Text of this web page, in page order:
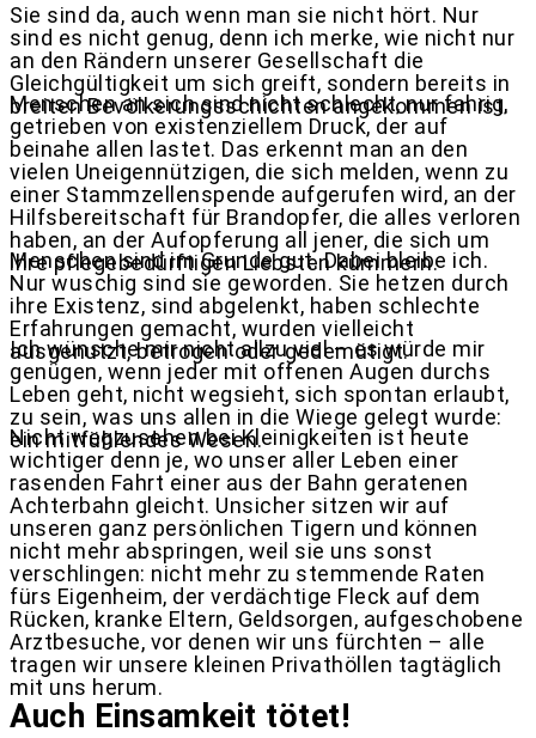
Sie sind da, auch wenn man sie nicht hört. Nur
sind es nicht genug, denn ich merke, wie nicht nur
an den Rändern unserer Gesellschaft die
Gleichgültigkeit um sich greift, sondern bereits in
breiten Bevölkerungsschichten angekommen ist.
Menschen an sich sind nicht schlecht, nur fahrig,
getrieben von existenziellem Druck, der auf
beinahe allen lastet. Das erkennt man an den
vielen Uneigennützigen, die sich melden, wenn zu
einer Stammzellenspende aufgerufen wird, an der
Hilfsbereitschaft für Brandopfer, die alles verloren
haben, an der Aufopferung all jener, die sich um
ihre pflegebedürftigen Liebsten kümmern.
Menschen sind im Grunde gut. Dabei bleibe ich.
Nur wuschig sind sie geworden. Sie hetzen durch
ihre Existenz, sind abgelenkt, haben schlechte
Erfahrungen gemacht, wurden vielleicht
ausgenutzt, betrogen oder gedemütigt.
Ich wünsche mir nicht allzu viel – es würde mir
genügen, wenn jeder mit offenen Augen durchs
Leben geht, nicht wegsieht, sich spontan erlaubt,
zu sein, was uns allen in die Wiege gelegt wurde:
ein mitfühlendes Wesen.
Nicht wegzusehen bei Kleinigkeiten ist heute
wichtiger denn je, wo unser aller Leben einer
rasenden Fahrt einer aus der Bahn geratenen
Achterbahn gleicht. Unsicher sitzen wir auf
unseren ganz persönlichen Tigern und können
nicht mehr abspringen, weil sie uns sonst
verschlingen: nicht mehr zu stemmende Raten
fürs Eigenheim, der verdächtige Fleck auf dem
Rücken, kranke Eltern, Geldsorgen, aufgeschobene
Arztbesuche, vor denen wir uns fürchten – alle
tragen wir unsere kleinen Privathöllen tagtäglich
mit uns herum.
Auch Einsamkeit tötet!